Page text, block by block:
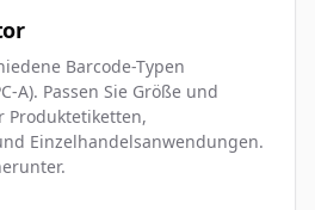
Barcode-Typen
A). Passen Sie Größe und
Produktetiketten,
Einzelhandelsanwendungen.